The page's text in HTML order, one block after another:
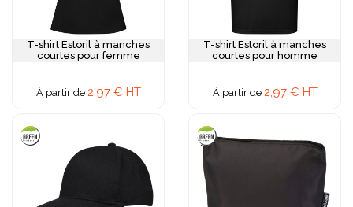
T-shirt Estoril à manches
courtes pour femme
À partir de 2,97 € HT
T-shirt Estoril à manches
courtes pour homme
À partir de 2,97 € HT